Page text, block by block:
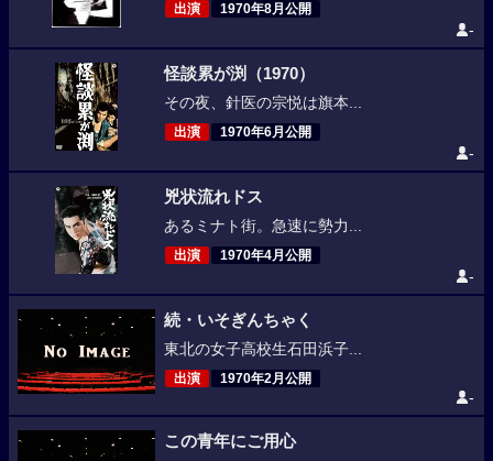
出演 1970年8月公開
-
怪談累が渕（1970）
その夜、針医の宗悦は旗本...
出演 1970年6月公開
-
兇状流れドス
あるミナト街。急速に勢力...
出演 1970年4月公開
-
続・いそぎんちゃく
東北の女子高校生石田浜子...
出演 1970年2月公開
-
この青年にご用心